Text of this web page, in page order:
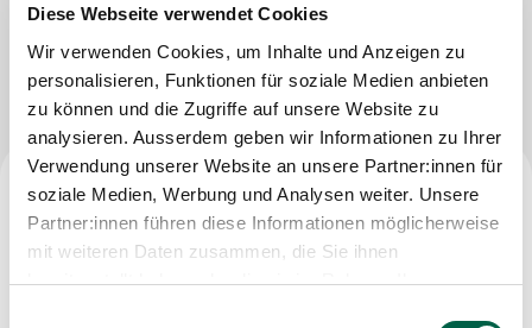
Diese Webseite verwendet Cookies
Wir verwenden Cookies, um Inhalte und Anzeigen zu
personalisieren, Funktionen für soziale Medien anbieten
zu können und die Zugriffe auf unsere Website zu
analysieren. Ausserdem geben wir Informationen zu Ihrer
Verwendung unserer Website an unsere Partner:innen für
soziale Medien, Werbung und Analysen weiter. Unsere
Partner:innen führen diese Informationen möglicherweise
mit weiteren Daten zusammen, die Sie ihnen
bereitgestellt haben oder die sie im Rahmen Ihrer
Über uns
Aktuelles
Jobs & Karriere
Nachricht schreiben
Beruf